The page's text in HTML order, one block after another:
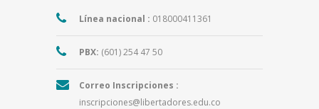
Línea nacional : 018000411361
PBX: (601) 254 47 50
Correo Inscripciones :
inscripciones@libertadores.edu.co